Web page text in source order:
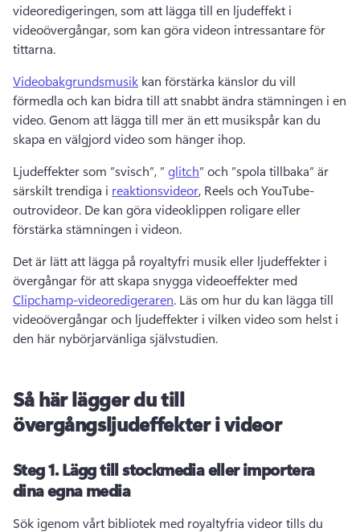
videoredigeringen, som att lägga till en ljudeffekt i
videoövergångar, som kan göra videon intressantare för
tittarna.
Videobakgrundsmusik kan förstärka känslor du vill
förmedla och kan bidra till att snabbt ändra stämningen i en
video. Genom att lägga till mer än ett musikspår kan du
skapa en välgjord video som hänger ihop.
Ljudeffekter som ”svisch”, ” glitch” och ”spola tillbaka” är
särskilt trendiga i reaktionsvideor, Reels och YouTube-
outrovideor. De kan göra videoklippen roligare eller
förstärka stämningen i videon.
Det är lätt att lägga på royaltyfri musik eller ljudeffekter i
övergångar för att skapa snygga videoeffekter med
Clipchamp-videoredigeraren. Läs om hur du kan lägga till
videoövergångar och ljudeffekter i vilken video som helst i
den här nybörjarvänliga självstudien.
Så här lägger du till
övergångsljudeffekter i videor
Steg 1.Lägg till stockmedia eller importera
dina egna media
Sök igenom vårt bibliotek med royaltyfria videor tills du